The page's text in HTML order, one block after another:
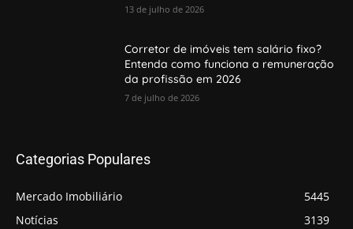
13 de julho de 2026
Corretor de imóveis tem salário fixo?
Entenda como funciona a remuneração
da profissão em 2026
7 de julho de 2026
Categorias Populares
Mercado Imobiliário
5445
Notícias
3139